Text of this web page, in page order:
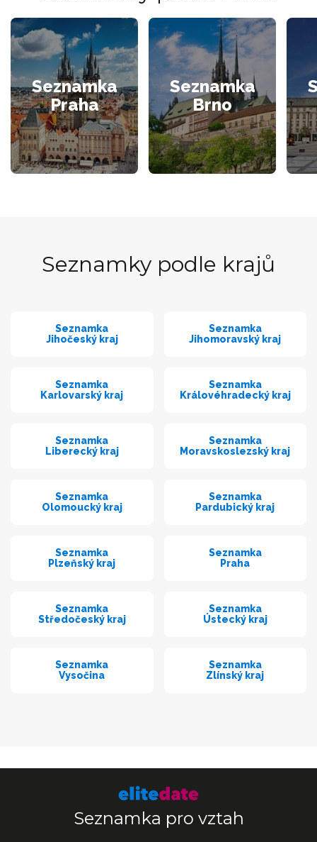
Seznamka
Praha
Seznamka
Brno
Seznamky podle krajů
Seznamka
Jihočeský kraj
Seznamka
Jihomoravský kraj
Seznamka
Karlovarský kraj
Seznamka
Královéhradecký kraj
Seznamka
Liberecký kraj
Seznamka
Moravskoslezský kraj
Seznamka
Olomoucký kraj
Seznamka
Pardubický kraj
Seznamka
Plzeňský kraj
Seznamka
Praha
Seznamka
Středočeský kraj
Seznamka
Ústecký kraj
Seznamka
Vysočina
Seznamka
Zlínský kraj
Seznamka pro vztah